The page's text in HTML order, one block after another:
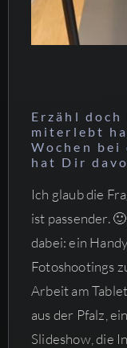
Erzähl doch
miterlebt
Wochen bei
hat Dir
Ich glaub die
ist passender.
dabei: ein
Fotoshootings
Arbeit am
aus der Pfalz,
Slideshow, die